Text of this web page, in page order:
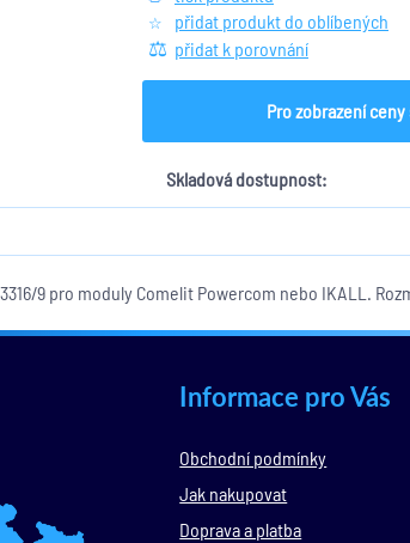
přidat produkt do oblíbených
přidat k porovnání
Pro zobrazení
Skladová dostupnost:
9 pro moduly Comelit Powercom nebo IKALL.
Informace pro Vás
Obchodní podmínky
Jak nakupovat
Doprava a platba